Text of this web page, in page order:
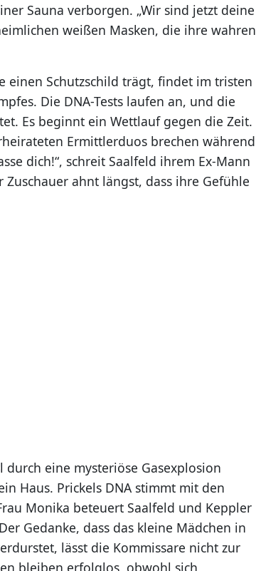
Sauna verborgen. „Wir sind jetzt deine
weißen Masken, die ihre wahren
einen Schutzschild trägt, findet im tristen
Die DNA-Tests laufen an, und die
Es beginnt ein Wettlauf gegen die Zeit.
Ermittlerduos brechen während
dich!“, schreit Saalfeld ihrem Ex-Mann
ahnt längst, dass ihre Gefühle
durch eine mysteriöse Gasexplosion
Haus. Prickels DNA stimmt mit den
Monika beteuert Saalfeld und Keppler
Gedanke, dass das kleine Mädchen in
lässt die Kommissare nicht zur